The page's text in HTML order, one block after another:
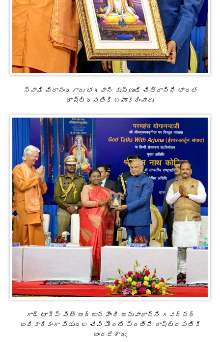
స్వామి చిదానందగారు భగవాన్ కృష్ణుడి చిత్రాన్ని భారత
రాష్ట్రపతికి బహూకరించారు.
గాడ్ టాక్స్ విత్ అర్జున హిందీ అనువాదాన్ని గవర్నర్
అధికారికంగా విడుదల చేసి మొదటి ప్రతిని రాష్ట్రపతికి
అందజేశారు.